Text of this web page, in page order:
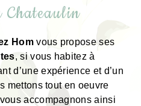
Chateaulin
Homvous propose ses
, si vous habitez à
d’une expérience et d’un
mettons tout en oeuvre
accompagnons ainsi